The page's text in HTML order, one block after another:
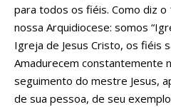
para todos os fiéis. Como diz o
nossa Arquidiocese: somos
Igreja de Jesus Cristo, os fiéis
Amadurecem constantemente
seguimento do mestre Jesus,
de sua pessoa, de seu